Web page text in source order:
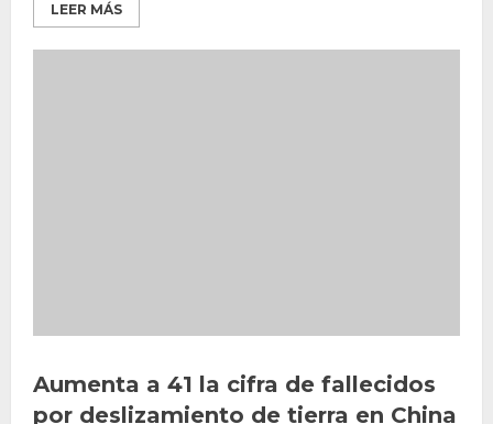
LEER MÁS
Aumenta a 41 la cifra de fallecidos
por deslizamiento de tierra en China